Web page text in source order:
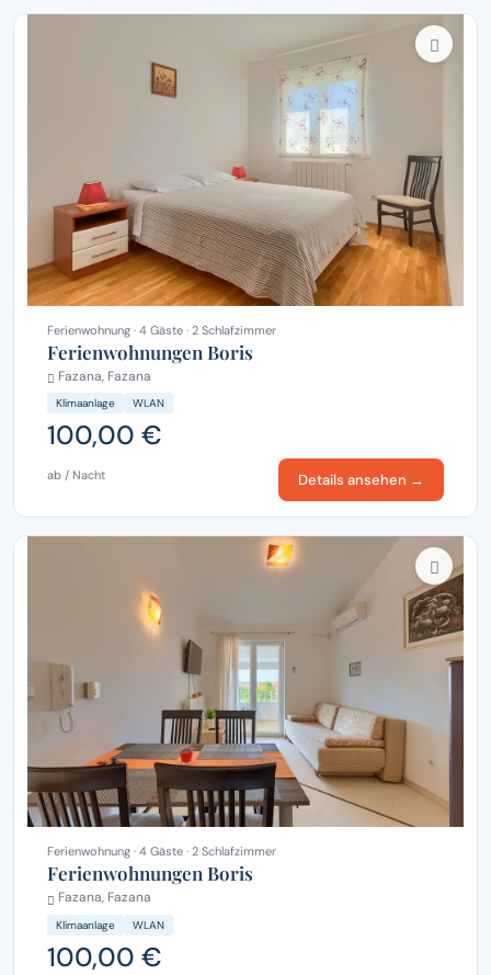
Ferienwohnung · 4 Gäste · 2 Schlafzimmer
Ferienwohnungen Boris
Fazana, Fazana
Klimaanlage WLAN
100,00 €
ab / Nacht Details ansehen →
Ferienwohnung · 4 Gäste · 2 Schlafzimmer
Ferienwohnungen Boris
Fazana, Fazana
Klimaanlage WLAN
100,00 €